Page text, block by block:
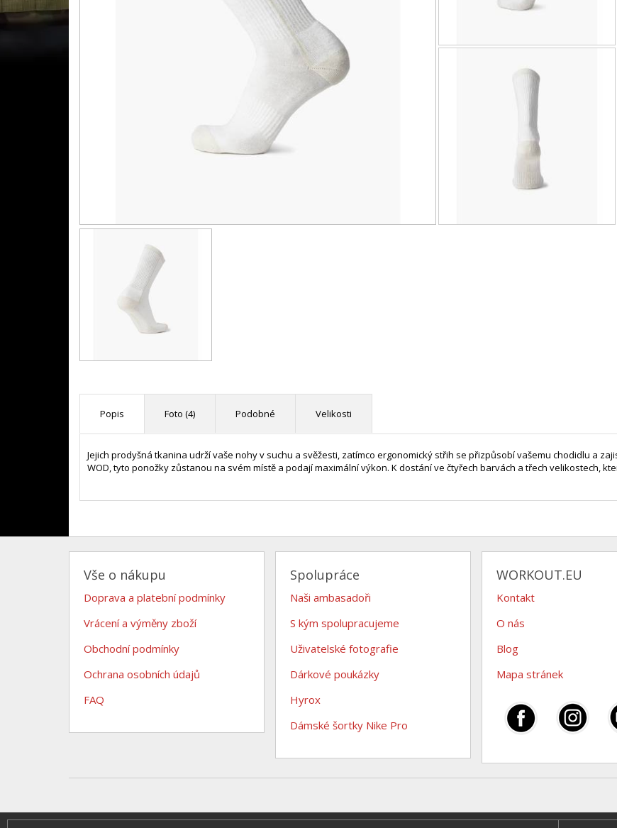
Popis Foto (4) Podobné Velikosti
Jejich prodyšná tkanina udrží vaše nohy v suchu a svěžesti, zatímco ergonomický střih se přizpůsobí vašemu chodidlu a
WOD, tyto ponožky zůstanou na svém místě a podají maximální výkon. K dostání ve čtyřech barvách a třech velikostech,
Vše o nákupu
Doprava a platební podmínky
Vrácení a výměny zboží
Obchodní podmínky
Ochrana osobních údajů
FAQ
Spolupráce
Naši ambasadoři
S kým spolupracujeme
Uživatelské fotografie
Dárkové poukázky
Hyrox
Dámské šortky Nike Pro
WORKOUT.EU
Kontakt
O nás
Blog
Mapa stránek